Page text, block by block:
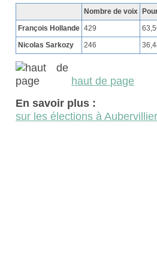
Nombre de voix
François Hollande 429
Nicolas Sarkozy
246
haut de page
En savoir plus :
sur les élections à